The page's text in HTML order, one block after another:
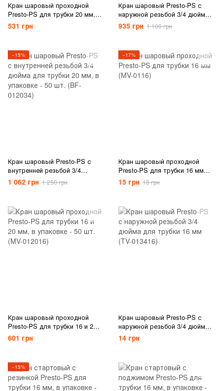
Кран шаровый проходной
Presto-PS для трубки 20 мм, в
упаковке - 50 шт. (MV-0120)
531 грн
Кран шаровый Presto-PS с
наружной резьбой 3/4 дюйма
для трубки 20 мм, в упаковке
- 50 шт. (TV-013420)
935 грн 1 100 грн
−15%
Кран шаровый Presto-PS с
внутренней резьбой 3/4
дюйма для трубки 20 мм, в
упаковке - 50 шт. (BF-012034)
1 062 грн 1 250 грн
−17%
Кран шаровый проходной
Presto-PS для трубки 16 мм
(MV-0116)
15 грн 18 грн
Кран шаровый проходной
Presto-PS для трубки 16 и 20
мм, в упаковке - 50 шт. (MV-
012016)
601 грн
Кран шаровый Presto-PS с
наружной резьбой 3/4 дюйма
для трубки 16 мм (TV-013416)
14 грн
−15%